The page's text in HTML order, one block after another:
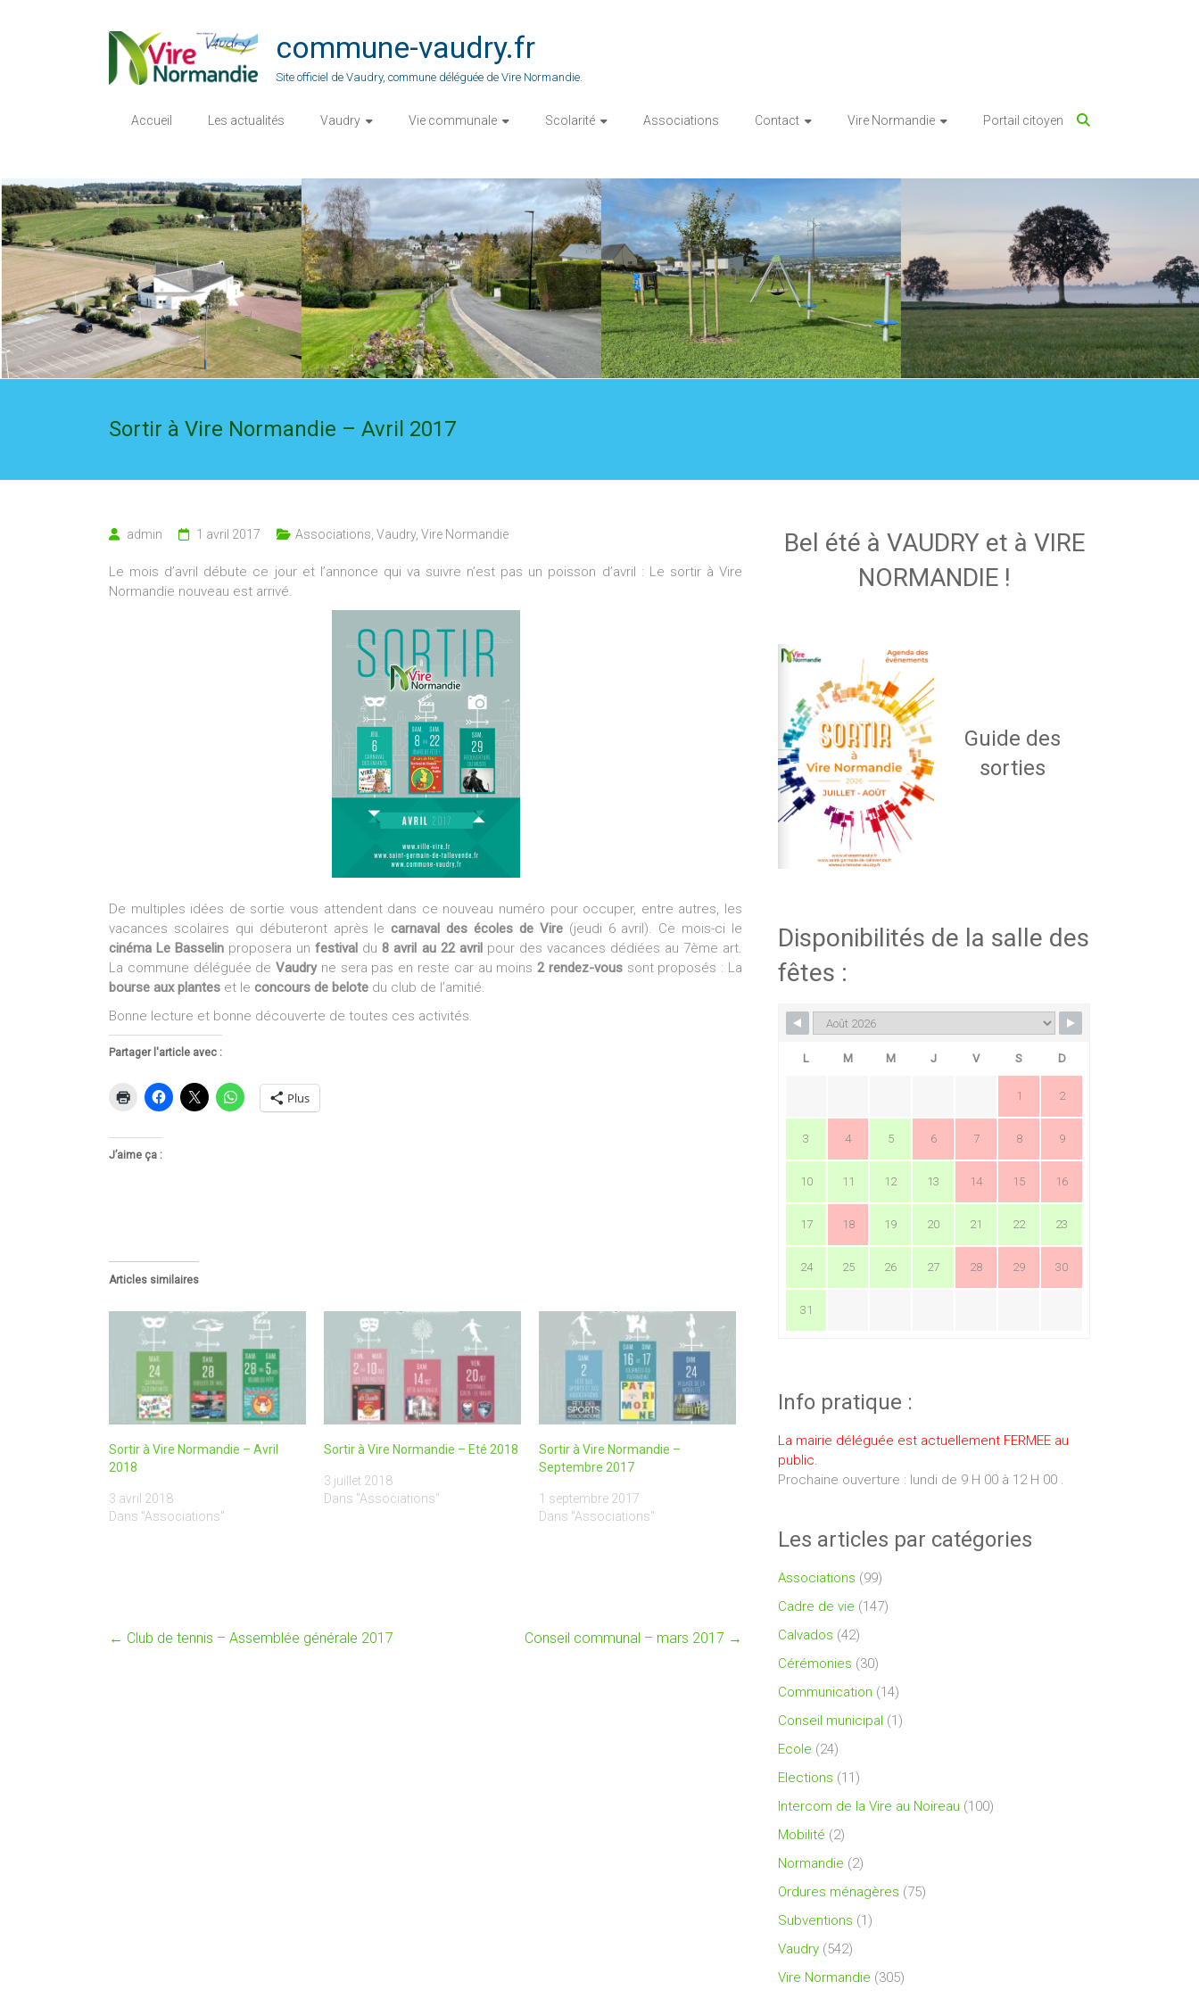
commune-vaudry.fr
Site officiel de Vaudry, commune déléguée de Vire Normandie.
Accueil Les actualités Vaudry Vie communale Scolarité Associations Contact Vire Normandie Portail citoyen
Sortir à Vire Normandie – Avril 2017
admin 1 avril 2017 Associations Vaudry, Vire Normandie
Le mois d’avril débute ce jour et l’annonce qui va suivre n’est pas un poisson d’avril : Le sortir à Vire
Normandie nouveau est arrivé.
De multiples idées de sortie vous attendent dans ce nouveau numéro pour occuper, entre autres, les
vacances scolaires qui débuteront après lecarnaval des écoles de Vire(jeudi 6 avril). Ce mois-ci le
cinéma Le Basselin proposera unfestival du8 avril au 22 avril pour des vacances dédiées au 7ème art.
La commune déléguée deVaudryne sera pas en reste car au moins2 rendez-voussont proposés : La
bourse aux plantes et le concours de belote du club de l’amitié.
Bonne lecture et bonne découverte de toutes ces activités.
Partager l'article avec :
Plus
J’aime ça :
Articles similaires
Sortir à Vire Normandie – Avril
2018
3 avril 2018
Dans "Associations"
Sortir à Vire Normandie – Eté 2018
3 juillet 2018
Dans "Associations"
Sortir à Vire Normandie –
Septembre 2017
1 septembre 2017
Dans "Associations"
← Club de tennis – Assemblée générale 2017 Conseil communal – mars 2017 →
Bel été à VAUDRY et à VIRE
NORMANDIE !
Guide des
sorties
Disponibilités de la salle des
fêtes :
L M M J V S D
1 2
3 4 5 6 7 8 9
10 11 12 13 14 15 16
17 18 19 20 21 22 23
24 25 26 27 28 29 30
31
Info pratique :
La mairie déléguée est actuellement FERMEE au
public.
Prochaine ouverture : lundi de 9 H 00 à 12 H 00 .
Les articles par catégories
Associations (99)
Cadre de vie (147)
Calvados (42)
Cérémonies (30)
Communication (14)
Conseil municipal (1)
Ecole (24)
Elections (11)
Intercom de la Vire au Noireau (100)
Mobilité (2)
Normandie (2)
Ordures ménagères (75)
Subventions (1)
Vaudry (542)
Vire Normandie (305)